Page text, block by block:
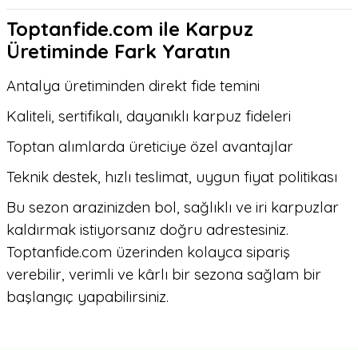
Toptanfide.com ile Karpuz
Üretiminde Fark Yaratın
Antalya üretiminden direkt fide temini
Kaliteli, sertifikalı, dayanıklı karpuz fideleri
Toptan alımlarda üreticiye özel avantajlar
Teknik destek, hızlı teslimat, uygun fiyat politikası
Bu sezon arazinizden bol, sağlıklı ve iri karpuzlar
kaldırmak istiyorsanız doğru adrestesiniz.
Toptanfide.com üzerinden kolayca sipariş
verebilir, verimli ve kârlı bir sezona sağlam bir
başlangıç yapabilirsiniz.